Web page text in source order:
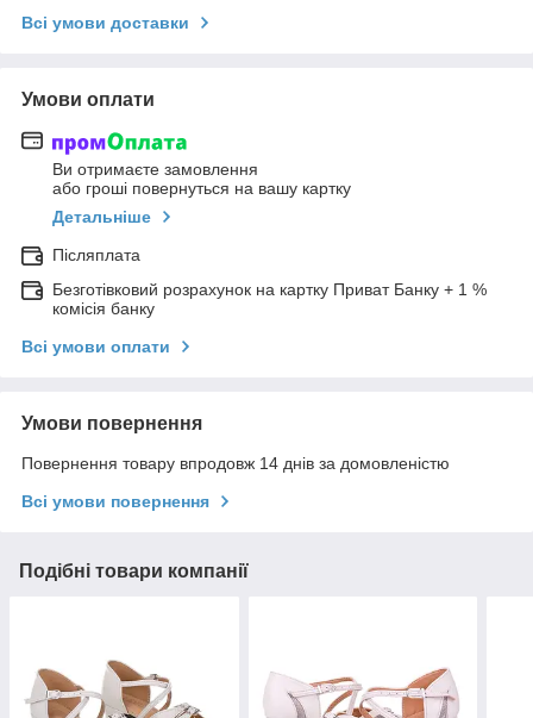
Всі умови доставки
Умови оплати
Ви отримаєте замовлення
або гроші повернуться на вашу картку
Детальніше
Післяплата
Безготівковий розрахунок на картку Приват Банку + 1 %
комісія банку
Всі умови оплати
Умови повернення
Повернення товару впродовж 14 днів за домовленістю
Всі умови повернення
Подібні товари компанії